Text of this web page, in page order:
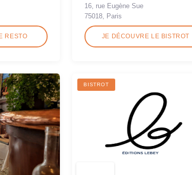
RESTO
16, rue Eugène Sue
75018, Paris
JE DÉCOUVRE LE BISTROT
BISTROT